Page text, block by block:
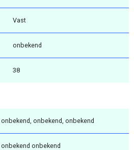
Vast
onbekend
38
onbekend, onbekend, onbekend
onbekend onbekend